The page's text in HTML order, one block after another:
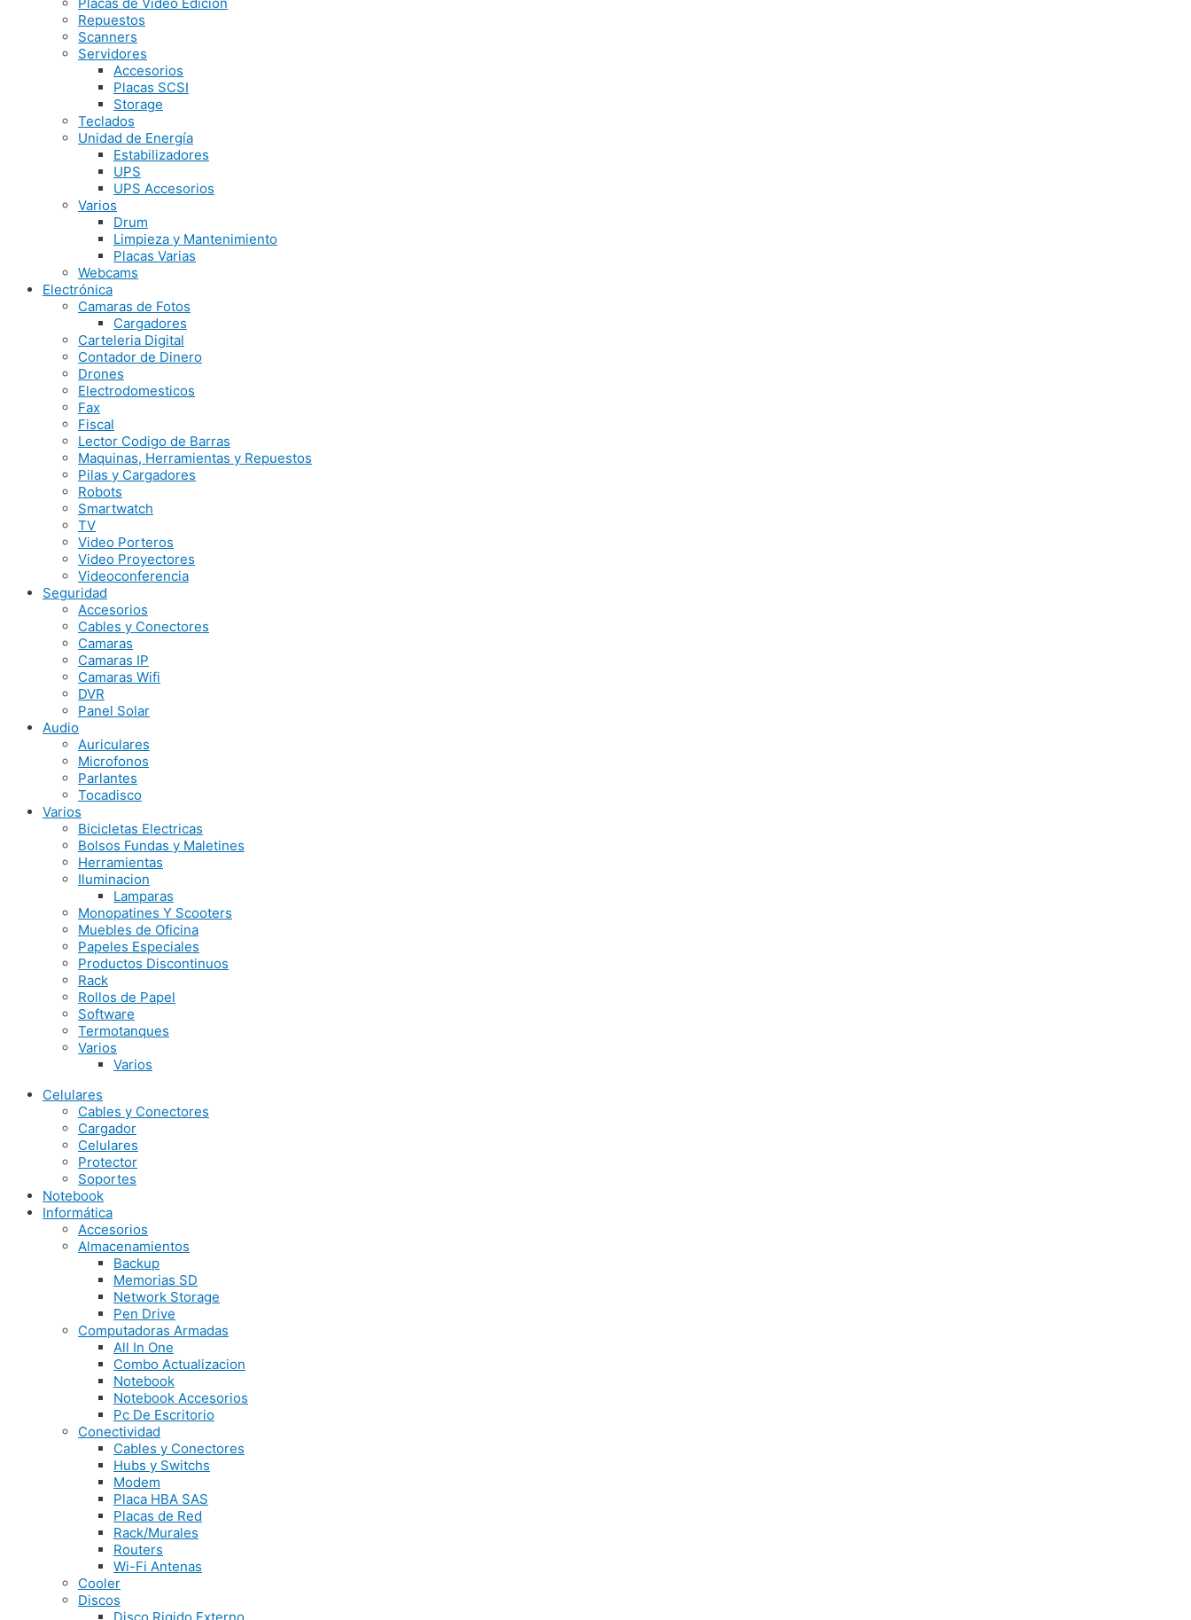
Repuestos
Scanners
Servidores
Accesorios
Placas SCSI
Storage
Teclados
Unidad de Energía
Estabilizadores
UPS
UPS Accesorios
Varios
Drum
Limpieza y Mantenimiento
Placas Varias
Webcams
Electrónica
Camaras de Fotos
Cargadores
Carteleria Digital
Contador de Dinero
Drones
Electrodomesticos
Fax
Fiscal
Lector Codigo de Barras
Maquinas, Herramientas y Repuestos
Pilas y Cargadores
Robots
Smartwatch
TV
Video Porteros
Video Proyectores
Videoconferencia
Seguridad
Accesorios
Cables y Conectores
Camaras
Camaras IP
Camaras Wifi
DVR
Panel Solar
Audio
Auriculares
Microfonos
Parlantes
Tocadisco
Varios
Bicicletas Electricas
Bolsos Fundas y Maletines
Herramientas
Iluminacion
Lamparas
Monopatines Y Scooters
Muebles de Oficina
Papeles Especiales
Productos Discontinuos
Rack
Rollos de Papel
Software
Termotanques
Varios
Varios
Celulares
Cables y Conectores
Cargador
Celulares
Protector
Soportes
Notebook
Informática
Accesorios
Almacenamientos
Backup
Memorias SD
Network Storage
Pen Drive
Computadoras Armadas
All In One
Combo Actualizacion
Notebook
Notebook Accesorios
Pc De Escritorio
Conectividad
Cables y Conectores
Hubs y Switchs
Modem
Placa HBA SAS
Placas de Red
Rack/Murales
Routers
Wi-Fi Antenas
Cooler
Discos